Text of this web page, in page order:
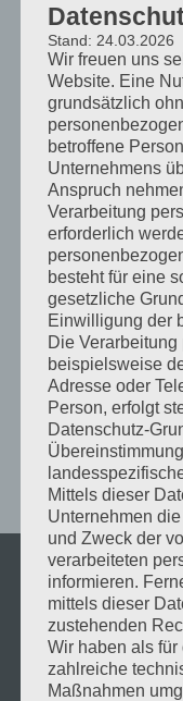
Die richtige Wahl
Mit ihrem
charismatischen
und
Mehr Infos:https://
Shuttle-
Pressestimme – „Das
SEITEN
Anfahrt
Archiv
Datenschutzerklärung
Stand: 24.03.2026
Wir freuen uns
Website. Eine
grundsätzlich
betroffene
Unternehmens
Anspruch
Verarbeitung
erforderlich
besteht für eine
gesetzliche
Einwilligung der
Die
beispielsweise
Adresse oder
Person, erfolgt
Datenschutz-
Mittels dieser
Unternehmen
und Zweck der
verarbeiteten
informieren.
mittels dieser
zustehenden
Wir haben als
zahlreiche
Maßnahmen